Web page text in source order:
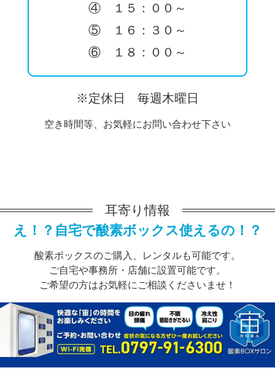
④ １５：００～
⑤ １６：３０～
⑥ １８：００～
※定休日 毎週木曜日
空き時間等、お気軽にお問い合わせ下さい
耳寄り情報
え！？自宅で酸素ボックス使えるの！？
酸素ボックスのご購入、レンタルも可能です。
ご自宅や事務所・店舗に設置可能です。
ご希望の方はお気軽にご相談くださいませ！